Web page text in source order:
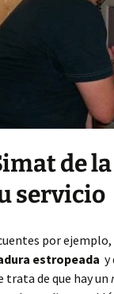
de
servicio
por ejemplo,
estropeada y
trata de que hay un